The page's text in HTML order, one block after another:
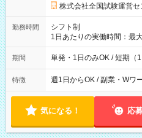
円の場合あり ・国家試験
円（役割手当＋100円）×6時間
間】試用期間なし
株式会社全国試験運営セ
勤務時間
シフト制
1日あたりの実働時間：最
間は 試験により異なりま
期間 単発・1日のみOK / 短期（1
特徴 週1日からOK / 副業・Wワ
気になる！ 応